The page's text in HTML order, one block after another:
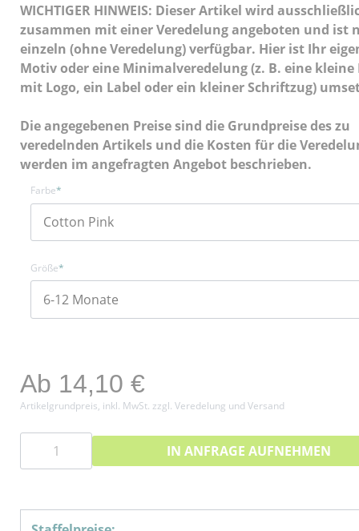
WICHTIGER HINWEIS: Dieser Artikel wird
zusammen mit einer Veredelung angeboten und ist
einzeln (ohne Veredelung) verfügbar. Hier ist Ihr
Motiv oder eine Minimalveredelung (z. B. eine kleine
mit Logo, ein Label oder ein kleiner Schriftzug)
Die angegebenen Preise sind die Grundpreise des zu
veredelnden Artikels und die Kosten für die
werden im angefragten Angebot beschrieben.
Farbe*
Größe*
Ab 14,10 €
Artikelgrundpreis, inkl. MwSt. zzgl. Veredelung und Versand